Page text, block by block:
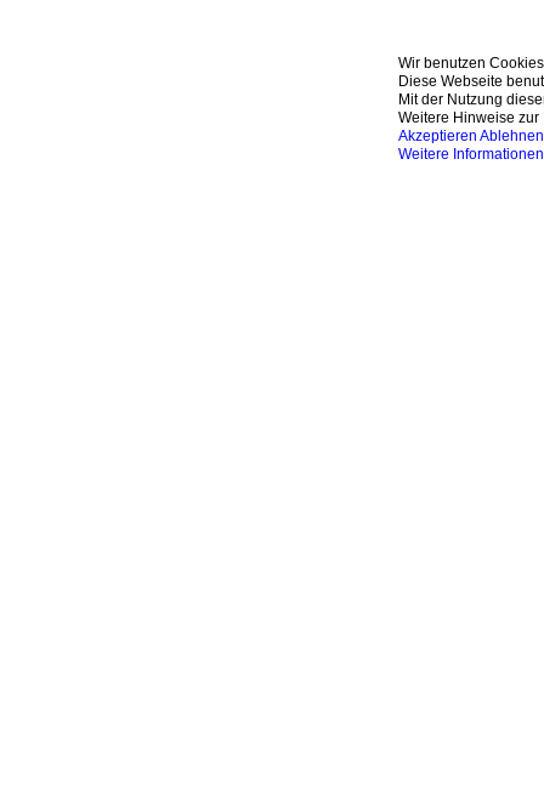
Wir benutzen Cookies
Diese Webseite
Mit der Nutzung
Weitere Hinweise zur
Akzeptieren Ablehnen
Weitere Informationen